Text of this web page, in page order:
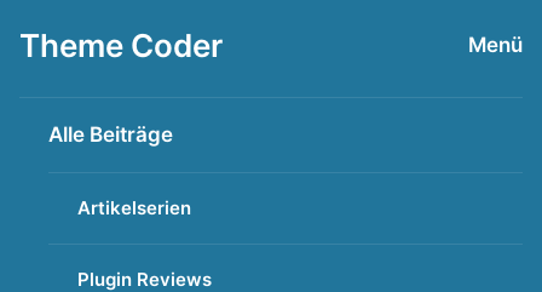
Inhalt
Theme Coder Menü
Alle Beiträge
Artikelserien
Plugin Reviews